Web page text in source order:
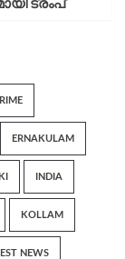
ERNAKULAM
INDIA
KOLLAM
NEWS